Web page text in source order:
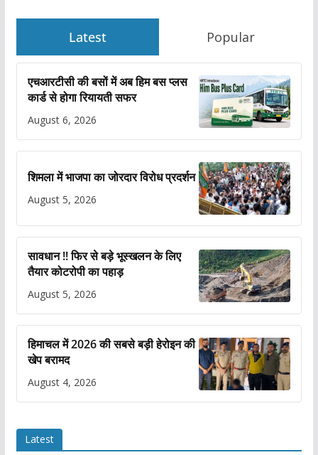
Latest Popular
एचआरटीसी की बसों में अब हिम बस प्लस
कार्ड से होगा रियायती सफर
August 6, 2026
शिमला में भाजपा का जोरदार विरोध प्रदर्शन
August 5, 2026
सावधान !! फिर से बड़े भूस्खलन के लिए
तैयार कोटरोपी का पहाड़
August 5, 2026
हिमाचल में 2026 की सबसे बड़ी हेरोइन की
खेप बरामद
August 4, 2026
Latest